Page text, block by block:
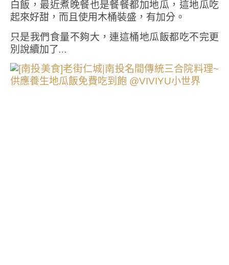
白飯，最近煮晚餐也是餐餐都加地瓜，這地瓜吃
起來好甜，而且使用木桶裝盛，有加分。
只是我們食量不夠大，連這桶地瓜飯都吃不完更
別說續加了…